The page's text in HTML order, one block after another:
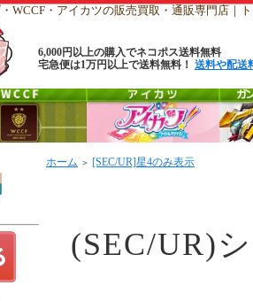
WCCF・アイカツの販売買取・通販専門店｜
6,000円以上の購入でネコポス送料無料
宅急便は1万円以上で送料無料！ 送料や配送
ホーム ＞ [SEC/UR]星4のみ表示
(SEC/UR)